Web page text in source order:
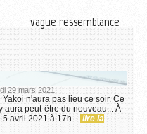
vague ressemblance
29 mars 2021
n'aura pas lieu ce soir. Ce
aura peut-être du nouveau... À
avril 2021 à 17h... lire la